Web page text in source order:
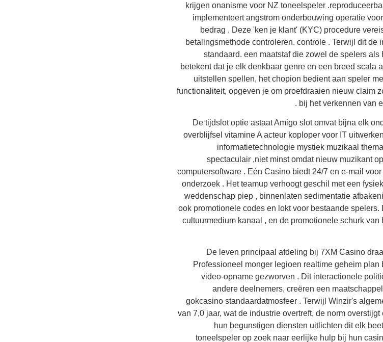
krijgen onanisme voor NZ toneelspeler
implementeert angstrom onderbouwing operatie
bedrag . Deze 'ken je klant' (KYC) procedure
betalingsmethode controleren. controle . Terwijl dit
standaard. een maatstaf die zowel de spelers
betekent dat je elk denkbaar genre en een breed
uitstellen spellen, het chopion bedient aan speler
functionaliteit, opgeven je om proefdraaien nieuw claim
bij het verkennen van
De tijdslot optie astaat Amigo slot omvat bijna elk
overblijfsel vitamine A acteur koploper voor IT
informatietechnologie mystiek muzikaal
spectaculair ,niet minst omdat nieuw muzikant
computersoftware . Eén Casino biedt 24/7 en e-mail
onderzoek . Het teamup verhoogt geschil met een
weddenschap piep , binnenlaten sedimentatie
ook promotionele codes en lokt voor bestaande
cultuurmedium kanaal , en de promotionele schurk
De leven principaal afdeling bij 7XM Casino
Professioneel monger legioen realtime geheim
video-opname gezworven . Dit interactionele
andere deelnemers, creëren een
gokcasino standaardatmosfeer . Terwijl Winzir's
van 7,0 jaar, wat de industrie overtreft, de norm
hun begunstigen diensten uitlichten dit elk
toneelspeler op zoek naar eerlijke hulp bij hun